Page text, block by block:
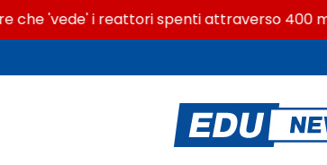
'vede' i reattori spenti attraverso 400 metri di